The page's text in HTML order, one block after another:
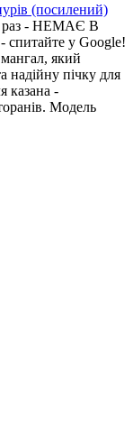
(посилений)
- НЕМАЄ В
у Google!
який
пічку для
казана -
Модель